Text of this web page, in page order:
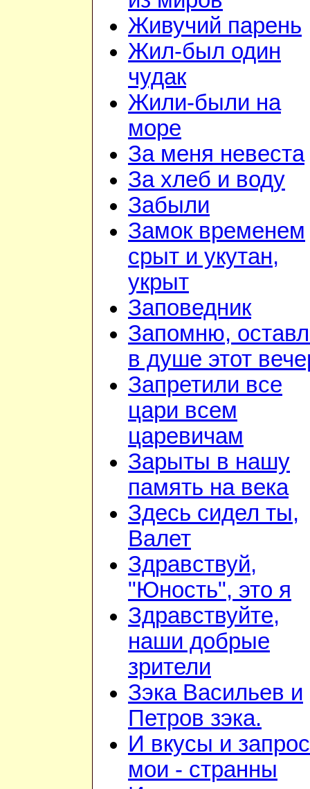
Живучий парень
Жил-был один
чудак
Жили-были на
море
За меня невеста
За хлеб и воду
Забыли
Замок временем
срыт и укутан,
укрыт
Заповедник
Запомню,
в душе этот
Запретили все
цари всем
царевичам
Зарыты в нашу
память на века
Здесь сидел ты,
Валет
Здравствуй,
"Юность", это я
Здравствуйте,
наши добрые
зрители
Зэка Васильев и
Петров зэка.
И вкусы и
мои - странны